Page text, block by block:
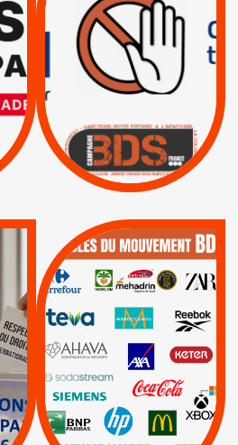
INTERNATIONAL ?
TRUMP, MACRON :
MÊME COMBAT
| Actus |
| Boycott militaire |
Lettres d'interpellation
QUE BOYCOTTER ?
BOYCOTT /
AXA BNP | CAF |
Carrefour | HP |
Keter |
Livres et brochures |
Mehadrin | PUMA
Sodastream |